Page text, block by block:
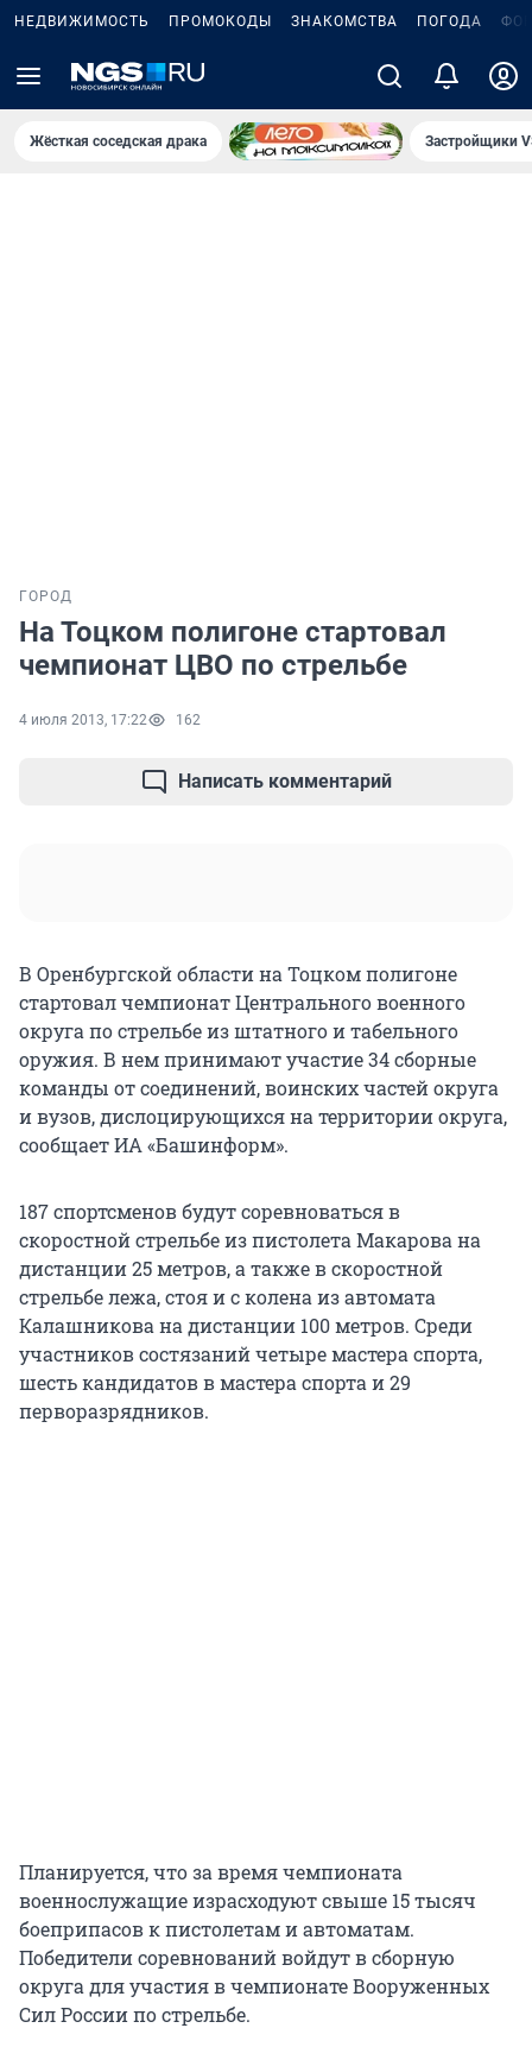
НЕДВИЖИМОСТЬ ПРОМОКОДЫ ЗНАКОМСТВА ПОГОДА
Жёсткая соседская драка Застройщики
ГОРОД
На Тоцком полигоне стартовал
чемпионат ЦВО по стрельбе
4 июля 2013, 17:22 162
Написать комментарий
В Оренбургской области на Тоцком полигоне
стартовал чемпионат Центрального военного
округа по стрельбе из штатного и табельного
оружия. В нем принимают участие 34 сборные
команды от соединений, воинских частей округа
и вузов, дислоцирующихся на территории округа,
сообщает ИА «Башинформ».
187 спортсменов будут соревноваться в
скоростной стрельбе из пистолета Макарова на
дистанции 25 метров, а также в скоростной
стрельбе лежа, стоя и с колена из автомата
Калашникова на дистанции 100 метров. Среди
участников состязаний четыре мастера спорта,
шесть кандидатов в мастера спорта и 29
перворазрядников.
Планируется, что за время чемпионата
военнослужащие израсходуют свыше 15 тысяч
боеприпасов к пистолетам и автоматам.
Победители соревнований войдут в сборную
округа для участия в чемпионате Вооруженных
Сил России по стрельбе.